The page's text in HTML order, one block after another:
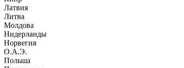
Латвия
Литва
Молдова
Нидерланды
Норвегия
О.А.Э.
Польша